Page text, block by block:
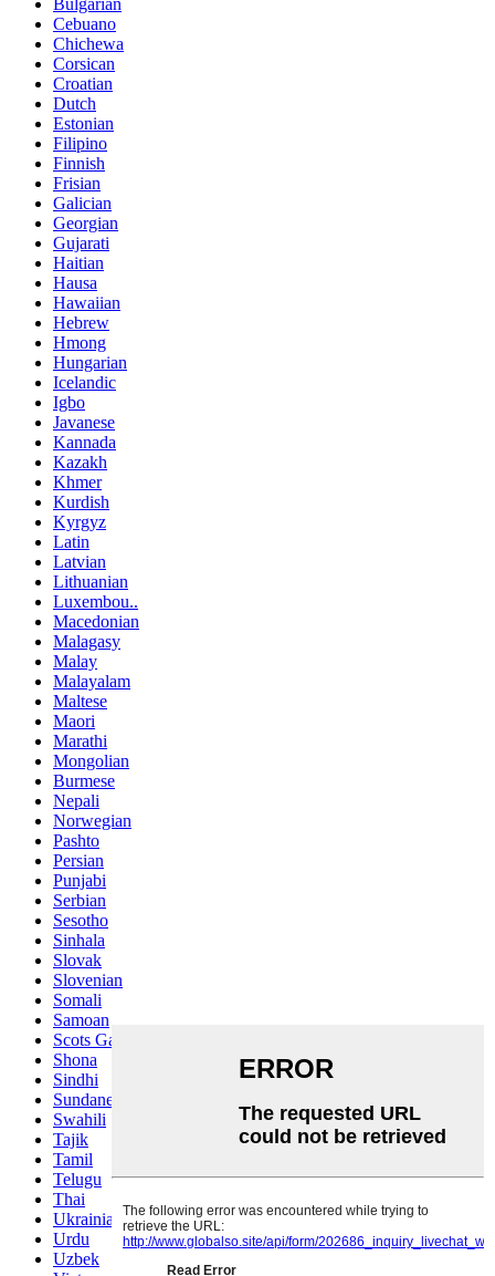
Bulgarian
Cebuano
Chichewa
Corsican
Croatian
Dutch
Estonian
Filipino
Finnish
Frisian
Galician
Georgian
Gujarati
Haitian
Hausa
Hawaiian
Hebrew
Hmong
Hungarian
Icelandic
Igbo
Javanese
Kannada
Kazakh
Khmer
Kurdish
Kyrgyz
Latin
Latvian
Lithuanian
Luxembou..
Macedonian
Malagasy
Malay
Malayalam
Maltese
Maori
Marathi
Mongolian
Burmese
Nepali
Norwegian
Pashto
Persian
Punjabi
Serbian
Sesotho
Sinhala
Slovak
Slovenian
Somali
Samoan
Scots Gaelic
Shona
Sindhi
Sundanese
Swahili
Tajik
Tamil
Telugu
Thai
Ukrainian
Urdu
Uzbek